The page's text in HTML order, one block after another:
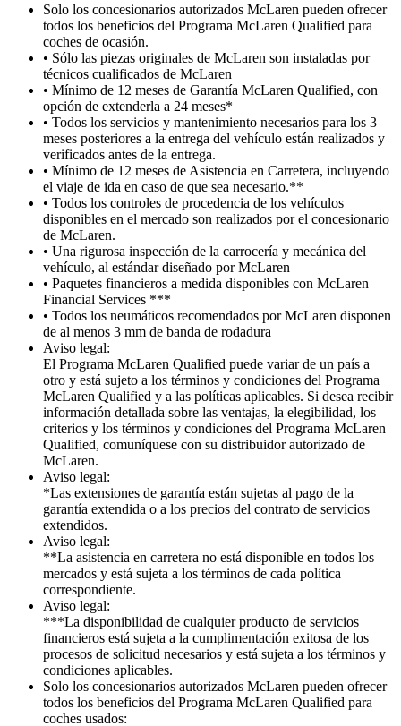
Solo los concesionarios autorizados McLaren pueden ofrecer
todos los beneficios del Programa McLaren Qualified para
coches de ocasión.
• Sólo las piezas originales de McLaren son instaladas por
técnicos cualificados de McLaren
• Mínimo de 12 meses de Garantía McLaren Qualified, con
opción de extenderla a 24 meses*
• Todos los servicios y mantenimiento necesarios para los 3
meses posteriores a la entrega del vehículo están realizados y
verificados antes de la entrega.
• Mínimo de 12 meses de Asistencia en Carretera, incluyendo
el viaje de ida en caso de que sea necesario.**
• Todos los controles de procedencia de los vehículos
disponibles en el mercado son realizados por el concesionario
de McLaren.
• Una rigurosa inspección de la carrocería y mecánica del
vehículo, al estándar diseñado por McLaren
• Paquetes financieros a medida disponibles con McLaren
Financial Services ***
• Todos los neumáticos recomendados por McLaren disponen
de al menos 3 mm de banda de rodadura
Aviso legal:
El Programa McLaren Qualified puede variar de un país a
otro y está sujeto a los términos y condiciones del Programa
McLaren Qualified y a las políticas aplicables. Si desea recibir
información detallada sobre las ventajas, la elegibilidad, los
criterios y los términos y condiciones del Programa McLaren
Qualified, comuníquese con su distribuidor autorizado de
McLaren.
Aviso legal:
*Las extensiones de garantía están sujetas al pago de la
garantía extendida o a los precios del contrato de servicios
extendidos.
Aviso legal:
**La asistencia en carretera no está disponible en todos los
mercados y está sujeta a los términos de cada política
correspondiente.
Aviso legal:
***La disponibilidad de cualquier producto de servicios
financieros está sujeta a la cumplimentación exitosa de los
procesos de solicitud necesarios y está sujeta a los términos y
condiciones aplicables.
Solo los concesionarios autorizados McLaren pueden ofrecer
todos los beneficios del Programa McLaren Qualified para
coches usados: